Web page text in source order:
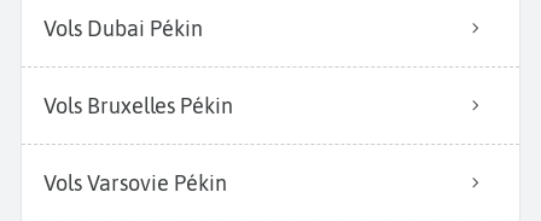
Vols Dubai Pékin
Vols Bruxelles Pékin
Vols Varsovie Pékin